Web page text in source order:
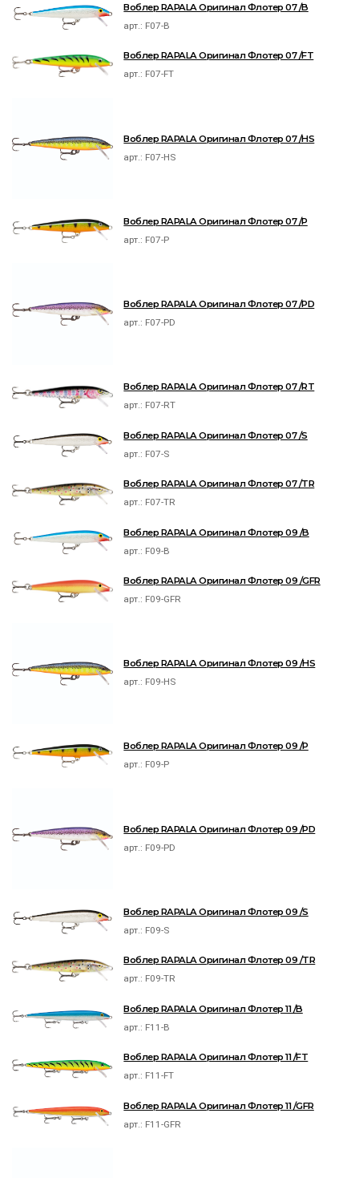
Воблер RAPALA Оригинал Флотер 07 /B
арт.: F07-B
Воблер RAPALA Оригинал Флотер 07 /FT
арт.: F07-FT
Воблер RAPALA Оригинал Флотер 07 /HS
арт.: F07-HS
Воблер RAPALA Оригинал Флотер 07 /P
арт.: F07-P
Воблер RAPALA Оригинал Флотер 07 /PD
арт.: F07-PD
Воблер RAPALA Оригинал Флотер 07 /RT
арт.: F07-RT
Воблер RAPALA Оригинал Флотер 07 /S
арт.: F07-S
Воблер RAPALA Оригинал Флотер 07 /TR
арт.: F07-TR
Воблер RAPALA Оригинал Флотер 09 /B
арт.: F09-B
Воблер RAPALA Оригинал Флотер 09 /GFR
арт.: F09-GFR
Воблер RAPALA Оригинал Флотер 09 /HS
арт.: F09-HS
Воблер RAPALA Оригинал Флотер 09 /P
арт.: F09-P
Воблер RAPALA Оригинал Флотер 09 /PD
арт.: F09-PD
Воблер RAPALA Оригинал Флотер 09 /S
арт.: F09-S
Воблер RAPALA Оригинал Флотер 09 /TR
арт.: F09-TR
Воблер RAPALA Оригинал Флотер 11 /B
арт.: F11-B
Воблер RAPALA Оригинал Флотер 11 /FT
арт.: F11-FT
Воблер RAPALA Оригинал Флотер 11 /GFR
арт.: F11-GFR